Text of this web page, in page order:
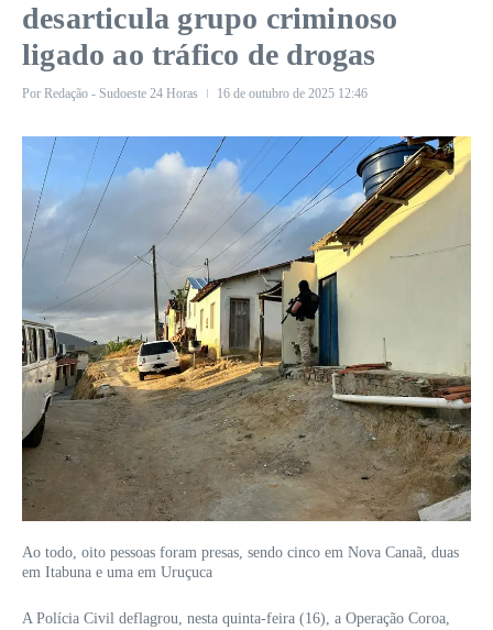
desarticula grupo criminoso
ligado ao tráfico de drogas
Por Redação - Sudoeste 24 Horas 16 de outubro de 2025 12:46
Ao todo, oito pessoas foram presas, sendo cinco em Nova Canaã, duas
em Itabuna e uma em Uruçuca
A Polícia Civil deflagrou, nesta quinta-feira (16), a Operação Coroa,